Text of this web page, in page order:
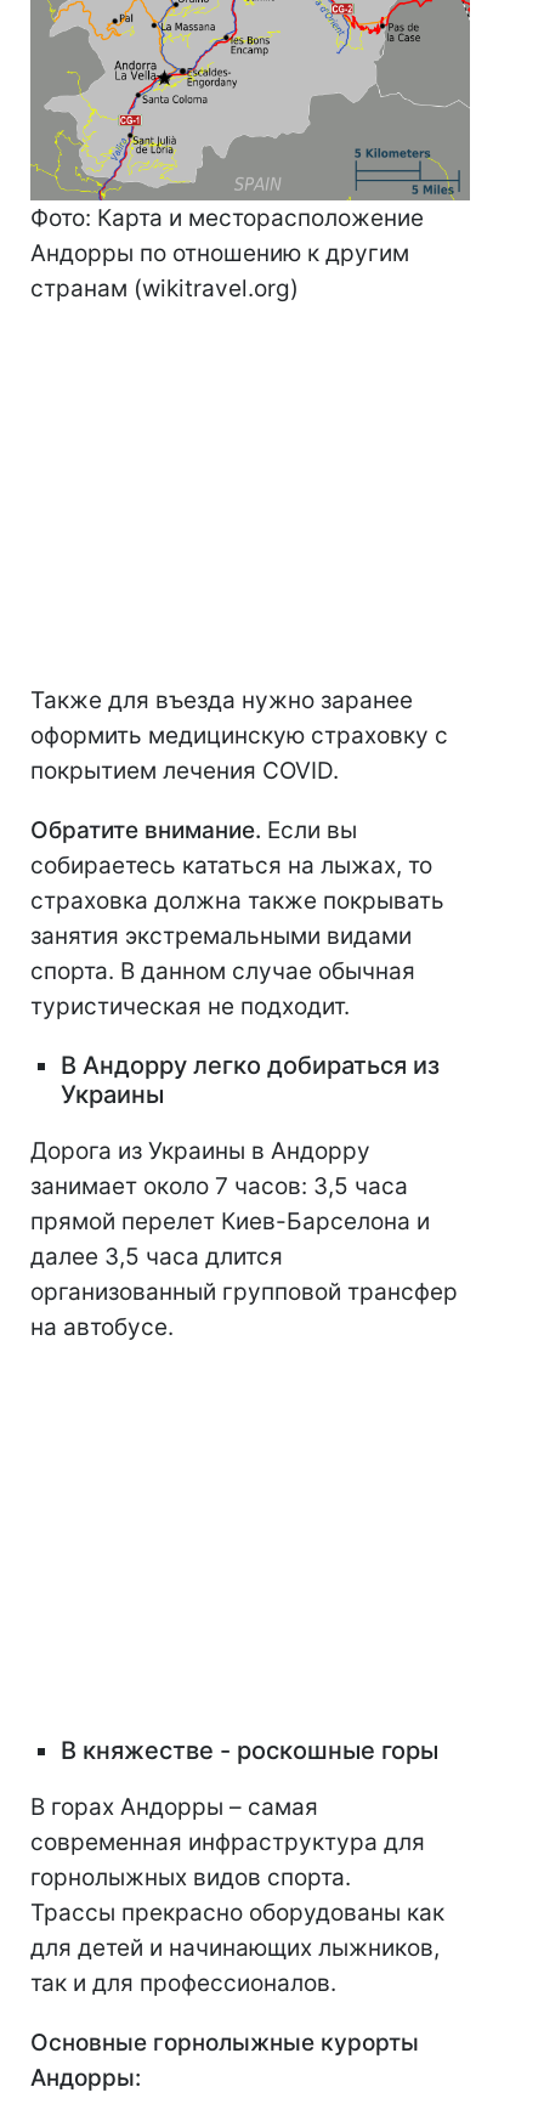
Фото: Карта и месторасположение
Андорры по отношению к другим
странам (wikitravel.org)
Также для въезда нужно заранее
оформить медицинскую страховку с
покрытием лечения COVID.
Обратите внимание. Если вы
собираетесь кататься на лыжах, то
страховка должна также покрывать
занятия экстремальными видами
спорта. В данном случае обычная
туристическая не подходит.
В Андорру легко добираться из
Украины
Дорога из Украины в Андорру
занимает около 7 часов: 3,5 часа
прямой перелет Киев-Барселона и
далее 3,5 часа длится
организованный групповой трансфер
на автобусе.
В княжестве - роскошные горы
В горах Андорры – самая
современная инфраструктура для
горнолыжных видов спорта.
Трассы прекрасно оборудованы как
для детей и начинающих лыжников,
так и для профессионалов.
Основные горнолыжные курорты
Андорры: